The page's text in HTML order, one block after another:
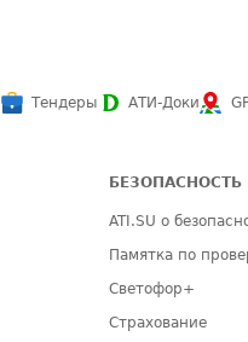
Тендеры АТИ-Доки
БЕЗОПАСНОСТЬ
ATI.SU о
Памятка по
Светофор+
Страхование